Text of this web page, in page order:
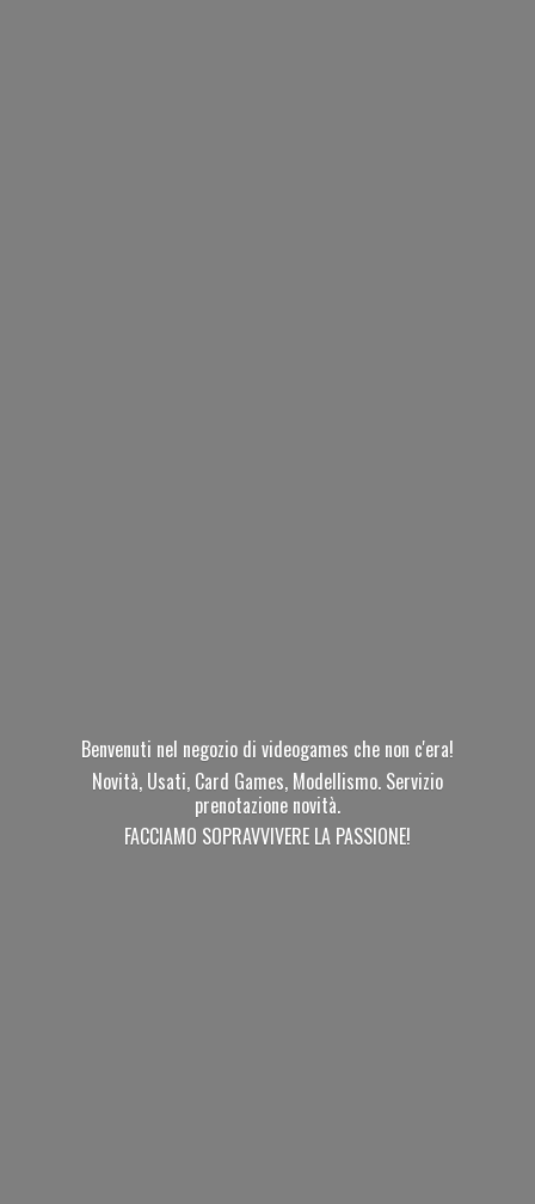
Benvenuti nel negozio di videogames che non c'era!
Novità, Usati, Card Games, Modellismo. Servizio
prenotazione novità.
FACCIAMO SOPRAVVIVERE LA PASSIONE!